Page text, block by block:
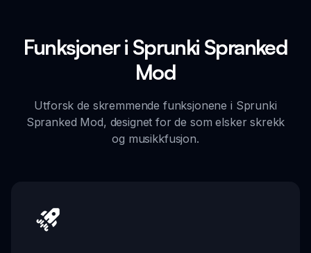
Funksjoner i Sprunki Spranked
Mod
Utforsk de skremmende funksjonene i Sprunki
Spranked Mod, designet for de som elsker skrekk
og musikkfusjon.